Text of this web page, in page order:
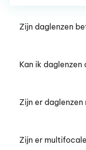
Zijn daglenzen
Kan ik
Zijn er
Zijn er